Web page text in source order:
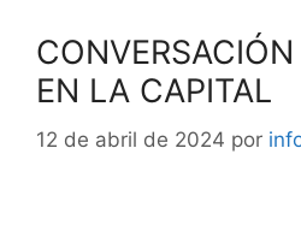
EN LA CAPITAL
12 de abril de 2024 por